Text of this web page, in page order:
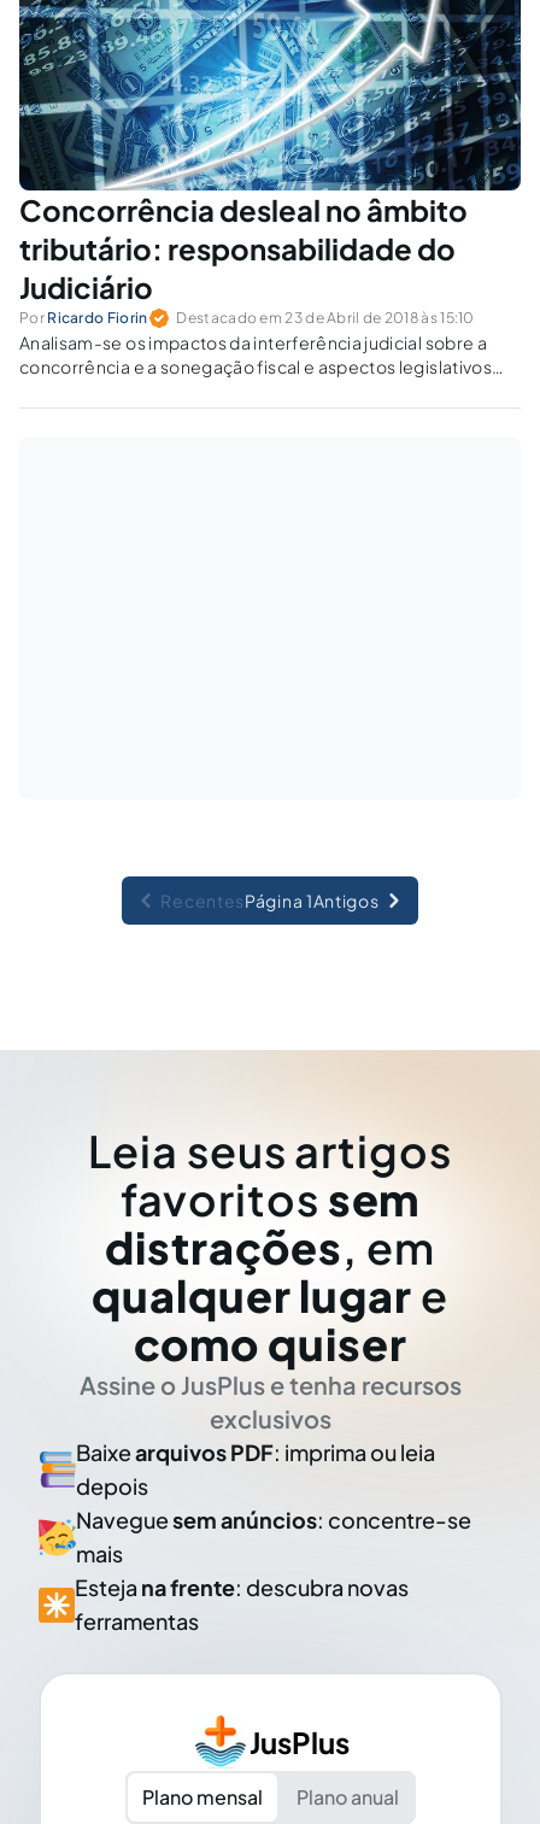
Concorrência desleal no âmbito
tributário: responsabilidade do
Judiciário
Por Ricardo Fiorin Destacado em 23 de Abril de 2018 às 15:10
Analisam-se os impactos da interferência judicial sobre a
concorrência e a sonegação fiscal e aspectos legislativos
que influenciam na escolha pela (i)licitude fiscal.
RecentesPágina 1Antigos
Leia seus artigos
favoritos sem
distrações, em
qualquer lugar e
como quiser
Assine o JusPlus e tenha recursos
exclusivos
Baixearquivos PDF: imprima ou leia
depois
Naveguesem anúncios: concentre-se
mais
Esteja na frente: descubra novas
ferramentas
JusPlus
Plano mensal
Plano anual